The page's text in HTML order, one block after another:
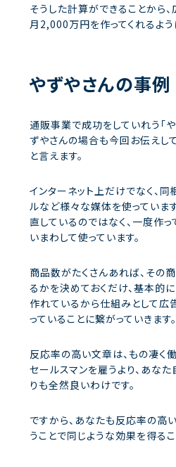
そうした計算ができることから
月2,000万円を作ってくれるよう
やずやさんの事例
通販事業で成功をしていれう「
ずやさんの場合も今回お伝えし
と言えます。
インターネット上だけでなく、
ルなど様々な媒体を使っていま
直しているのではなく、一度作
いまわして使っています。
商品数がたくさんあれば、その
るかを決めておくだけ、基本的
作れているから仕組みとして広
っていることに繋がっていきます。
反応率の高い文章は、もの凄く
セールスマンを雇うより、あな
りも全然良いわけです。
ですから、あなたも反応率の高
うことで同じような効果を得る